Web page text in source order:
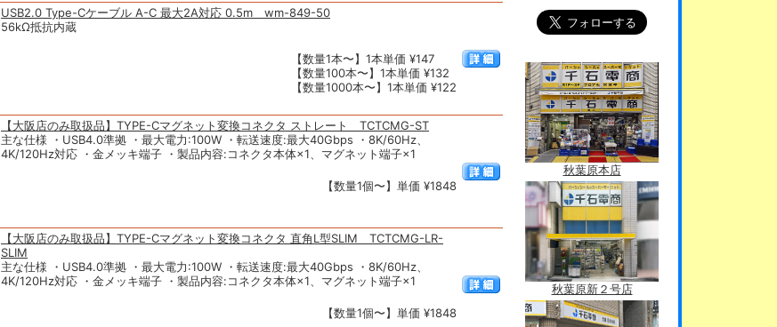
USB2.0 Type-Cケーブル A-C 最大2A対応 0.5m wm-849-50
56kΩ抵抗内蔵
【数量1本〜】1本単価 ¥147
【数量100本〜】1本単価 ¥132
【数量1000本〜】1本単価 ¥122
【大阪店のみ取扱品】TYPE-Cマグネット変換コネクタ ストレート TCTCMG-ST
主な仕様 ・USB4.0準拠 ・最大電力:100W ・転送速度:最大40Gbps ・8K/60Hz、
4K/120Hz対応 ・金メッキ端子 ・製品内容:コネクタ本体×1、マグネット端子×1
【数量1個〜】単価 ¥1848
【大阪店のみ取扱品】TYPE-Cマグネット変換コネクタ 直角L型SLIM TCTCMG-LR-
SLIM
主な仕様 ・USB4.0準拠 ・最大電力:100W ・転送速度:最大40Gbps ・8K/60Hz、
4K/120Hz対応 ・金メッキ端子 ・製品内容:コネクタ本体×1、マグネット端子×1
【数量1個〜】単価 ¥1848
秋葉原本店
秋葉原新２号店